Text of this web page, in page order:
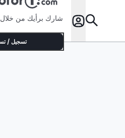
شارك برأيك من خلال
تسجيل /